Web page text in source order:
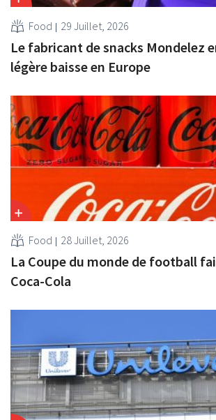
Food 29 Juillet, 2026
Le fabricant de snacks Mondelez
légère baisse en Europe
Food 28 Juillet, 2026
La Coupe du monde de football
Coca-Cola